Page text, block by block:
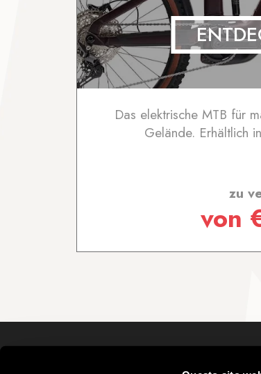
Das elektrische MTB für
Gelände. Erhältlich
zu
von